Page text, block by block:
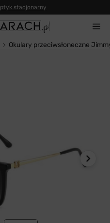
Okulary przeciwsłoneczne